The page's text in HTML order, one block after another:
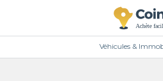
Véhicules &